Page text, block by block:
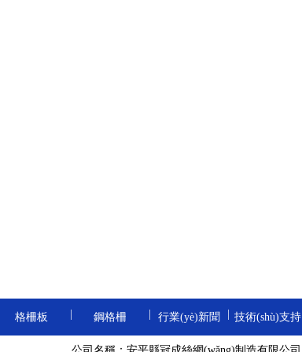
齒形鋼格板
格柵板
地溝格柵板
鋼格柵
熱浸鋅鋼格柵
行業(yè)新聞 技術(shù)支持